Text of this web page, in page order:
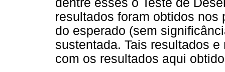
dentre esses o Teste de
resultados foram obtidos
do esperado (sem
sustentada. Tais resultados
com os resultados aqui